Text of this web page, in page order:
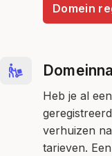
Domein
Heb je al
verhuizen
tarieven.